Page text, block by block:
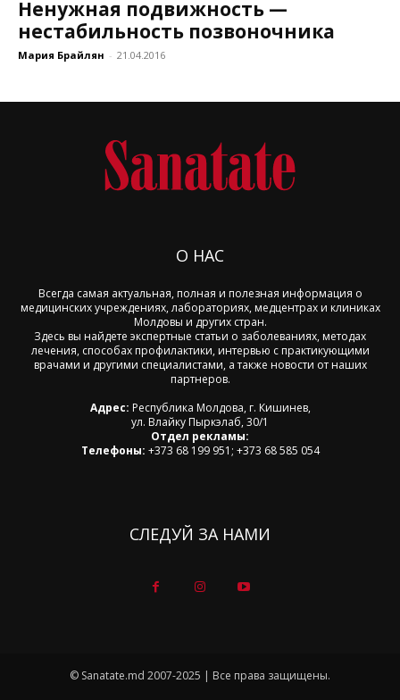
Ненужная подвижность —
нестабильность позвоночника
Мария Брайлян - 21.04.2016
О НАС
Всегда самая актуальная, полная и полезная информация о
медицинских учреждениях, лабораториях, медцентрах и клиниках
Молдовы и других стран.
Здесь вы найдете экспертные статьи о заболеваниях, методах
лечения, способах профилактики, интервью с практикующими
врачами и другими специалистами, а также новости от наших
партнеров.
Адрес: Республика Молдова, г. Кишинев,
ул. Влайку Пыркэлаб, 30/1
Отдел рекламы:
Телефоны: +373 68 199 951; +373 68 585 054
СЛЕДУЙ ЗА НАМИ
© Sanatate.md 2007-2025 | Все права защищены.